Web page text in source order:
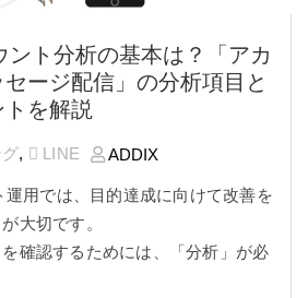
ント分析の基本は？「アカ
ージ配信」の分析項目と
を解説
, LINE ADDIX
運用では、目的達成に向けて改善を
大切です。
確認するためには、「分析」が必